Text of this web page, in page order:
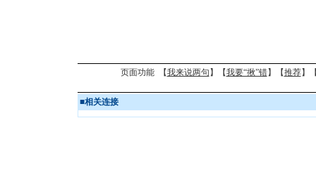
页面功能 【我来说两句 】【我要“揪”错】【推荐】
■相关连接